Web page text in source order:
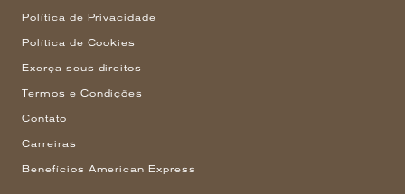
Política de Privacidade
Política de Cookies
Exerça seus direitos
Termos e Condições
Contato
Carreiras
Benefícios American Express